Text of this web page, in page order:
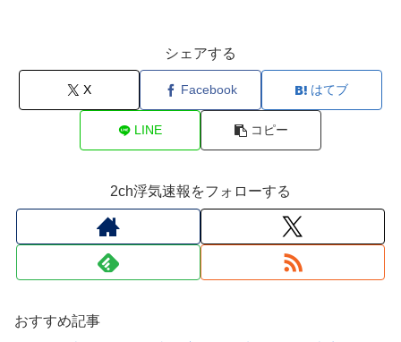
シェアする
X Facebook はてブ
LINE コピー
2ch浮気速報をフォローする
おすすめ記事